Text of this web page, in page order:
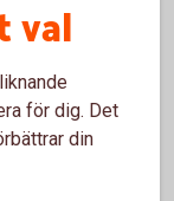
obegränsad
– kan
skjuta upp
en
regler var
val
för dig. Det
din